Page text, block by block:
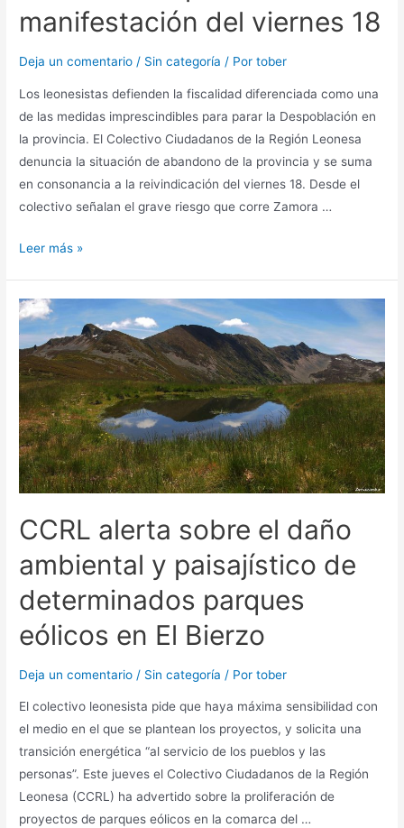
manifestación del viernes 18
Deja un comentario / Sin categoría / Portober
Los leonesistas defienden la fiscalidad diferenciada como una
de las medidas imprescindibles para parar la Despoblación en
la provincia. El Colectivo Ciudadanos de la Región Leonesa
denuncia la situación de abandono de la provincia y se suma
en consonancia a la reivindicación del viernes 18. Desde el
colectivo señalan el grave riesgo que corre Zamora …
Leer más »
CCRL alerta sobre el daño
ambiental y paisajístico de
determinados parques
eólicos en El Bierzo
Deja un comentario / Sin categoría / Portober
El colectivo leonesista pide que haya máxima sensibilidad con
el medio en el que se plantean los proyectos, y solicita una
transición energética “al servicio de los pueblos y las
personas”. Este jueves el Colectivo Ciudadanos de la Región
Leonesa (CCRL) ha advertido sobre la proliferación de
proyectos de parques eólicos en la comarca del …